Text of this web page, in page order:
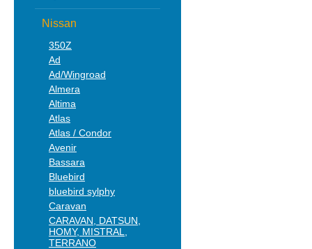
Nissan
350Z
Ad
Ad/Wingroad
Almera
Altima
Atlas
Atlas / Condor
Avenir
Bassara
Bluebird
bluebird sylphy
Caravan
CARAVAN, DATSUN,
HOMY, MISTRAL,
TERRANO